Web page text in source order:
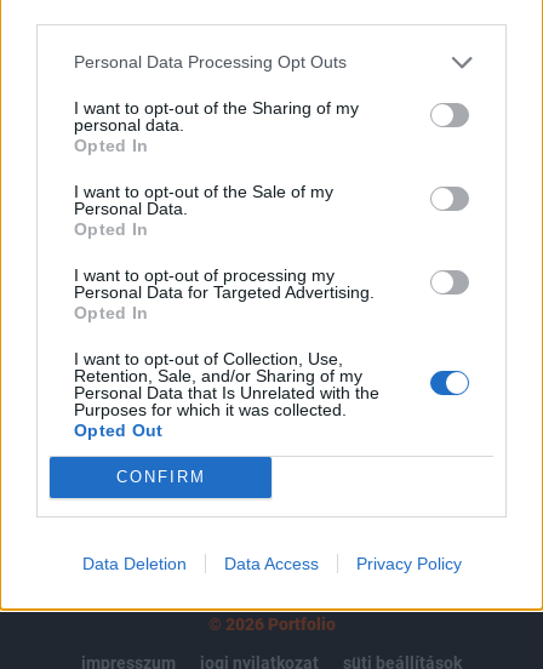
Personal Data Processing Opt Outs
I want to opt-out of the Sharing of my
personal data.
Opted In
I want to opt-out of the Sale of my
Personal Data.
Opted In
I want to opt-out of processing my
Personal Data for Targeted Advertising.
Opted In
I want to opt-out of Collection, Use,
Retention, Sale, and/or Sharing of my
Personal Data that Is Unrelated with the
Purposes for which it was collected.
Opted Out
CONFIRM
Data Deletion Data Access Privacy Policy
tartozik, melynek olvasása előfizetéses
regisztrációhoz kötött.
Az előfizetés a következőket tartalmazza:
Portfolio.hu teljes cikkarchívum
kötéslistái
MÁR ELŐFIZETŐNK VAGY?
© 2026 Portfolio
impresszum
jogi nyilatkozat süti beállítások